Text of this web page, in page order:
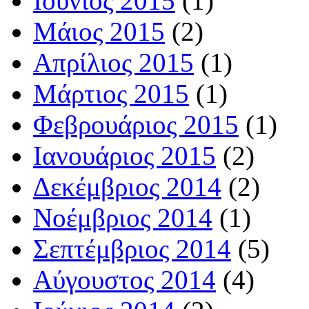
Μάιος 2015 (2)
Απρίλιος 2015 (1)
Μάρτιος 2015 (1)
Φεβρουάριος 2015 (1)
Ιανουάριος 2015 (2)
Δεκέμβριος 2014 (2)
Νοέμβριος 2014 (1)
Σεπτέμβριος 2014 (5)
Αύγουστος 2014 (4)